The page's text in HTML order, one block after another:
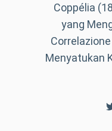
Coppélia
yang
Menyatukan